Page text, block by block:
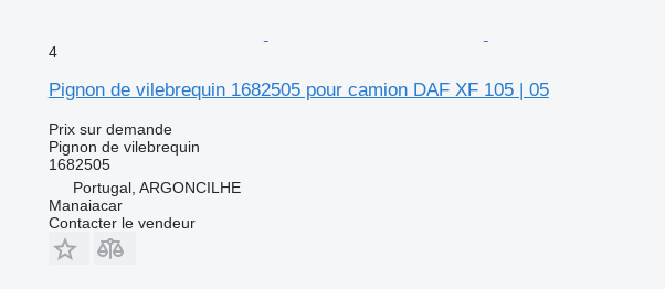
4
Pignon de vilebrequin 1682505 pour camion DAF XF 105 | 05
Prix sur demande
Pignon de vilebrequin
1682505
Portugal, ARGONCILHE
Manaiacar
Contacter le vendeur